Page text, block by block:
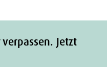
Jetzt